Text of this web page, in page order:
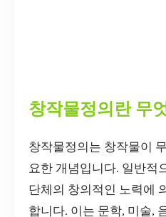
창작물정의란 무
창작물정의는 창작물이
요한 개념입니다. 일반적
단체의 창의적인 노력에
합니다. 이는 문학, 미술,